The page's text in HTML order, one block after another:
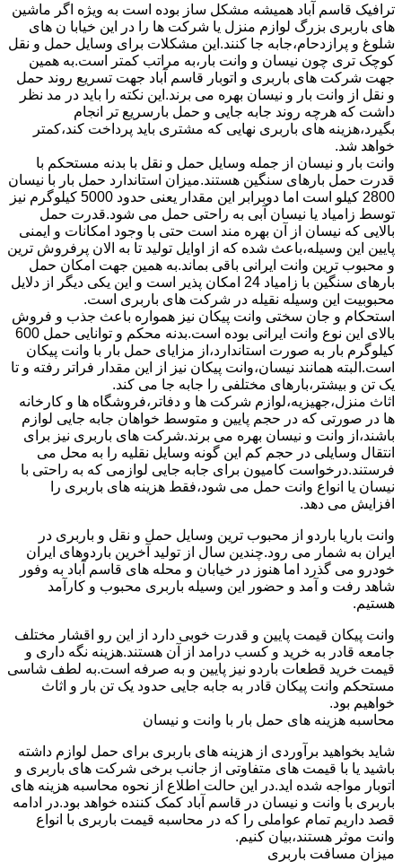
ترافیک قاسم آباد همیشه مشکل ساز بوده است به ویژه اگر ماشین
های باربری بزرگ لوازم منزل یا شرکت ها را در این خیابا ن های
شلوغ و پرازدحام،جابه جا کنند.این مشکلات برای وسایل حمل و نقل
کوچک تری چون نیسان و وانت بار،به مراتب کمتر است.به همین
جهت شرکت های باربری و اتوبار قاسم آباد جهت تسریع روند حمل
و نقل از وانت بار و نیسان بهره می برند.این نکته را باید در مد نظر
داشت که هرچه روند جابه جایی و حمل بارسریع تر انجام
بگیرد،هزینه های باربری نهایی که مشتری باید پرداخت کند،کمتر
خواهد شد.
وانت بار و نیسان از جمله وسایل حمل و نقل با بدنه مستحکم با
قدرت حمل بارهای سنگین هستند.میزان استاندارد حمل بار با نیسان
2800 کیلو است اما دوبرابر این مقدار یعنی حدود 5000 کیلوگرم نیز
توسط زامیاد یا نیسان آبی به راحتی حمل می شود.قدرت حمل
بالایی که نیسان از آن بهره مند است حتی با وجود امکانات و ایمنی
پایین این وسیله،باعث شده که از اوایل تولید تا به الان پرفروش ترین
و محبوب ترین وانت ایرانی باقی بماند.به همین جهت امکان حمل
بارهای سنگین با زامیاد 24 امکان پذیر است و این یکی دیگر از دلایل
محبوبیت این وسیله نقیله در شرکت های باربری است.
استحکام و جان سختی وانت پیکان نیز همواره باعث جذب و فروش
بالای این نوع وانت ایرانی بوده است.بدنه محکم و توانایی حمل 600
کیلوگرم بار به صورت استاندارد،از مزایای حمل بار با وانت پیکان
است.البته همانند نیسان،وانت پیکان نیز از این مقدار فراتر رفته و تا
یک تن و بیشتر،بارهای مختلفی را جابه جا می کند.
اثاث منزل،جهیزیه،لوازم شرکت ها و دفاتر،فروشگاه ها و کارخانه
ها در صورتی که در حجم پایین و متوسط خواهان جابه جایی لوازم
باشند،از وانت و نیسان بهره می برند.شرکت های باربری نیز برای
انتقال وسایلی در حجم کم این گونه وسایل نقلیه را به محل می
فرستند.درخواست کامیون برای جابه جایی لوازمی که به راحتی با
نیسان یا انواع وانت حمل می شود،فقط هزینه های باربری را
افزایش می دهد.
وانت باریا باردو از محبوب ترین وسایل حمل و نقل و باربری در
ایران به شمار می رود.چندین سال از تولید آخرین باردوهای ایران
خودرو می گذرد اما هنوز در خیابان و محله های قاسم آباد به وفور
شاهد رفت و آمد و حضور این وسیله باربری محبوب و کارآمد
هستیم.
وانت پیکان قیمت پایین و قدرت خوبی دارد از این رو اقشار مختلف
جامعه قادر به خرید و کسب درامد از آن هستند.هزینه نگه داری و
قیمت خرید قطعات باردو نیز پایین و به صرفه است.به لطف شاسی
مستحکم وانت پیکان قادر به جابه جایی حدود یک تن بار و اثاث
خواهیم بود.
محاسبه هزینه های حمل بار با وانت و نیسان
شاید بخواهید برآوردی از هزینه های باربری برای حمل لوازم داشته
باشید یا با قیمت های متفاوتی از جانب برخی شرکت های باربری و
اتوبار مواجه شده اید.در این حالت اطلاع از نحوه محاسبه هزینه های
باربری با وانت و نیسان در قاسم آباد کمک کننده خواهد بود.در ادامه
قصد داریم تمام عواملی را که در محاسبه قیمت باربری با انواع
وانت موثر هستند،بیان کنیم.
میزان مسافت باربری